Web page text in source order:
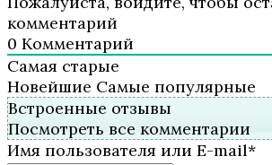
комментарий
0 Комментарий
Самая старые
Новейшие Самые популярные
Встроенные отзывы
Посмотреть все комментарии
Имя пользователя или E-mail*